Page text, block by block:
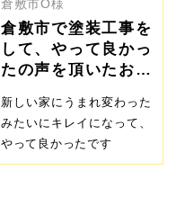
倉敷市O様
倉敷市で塗装工事を
して、やって良かっ
たの声を頂いたお客
新しい家にうまれ変わった
みたいにキレイになって、
やって良かったです